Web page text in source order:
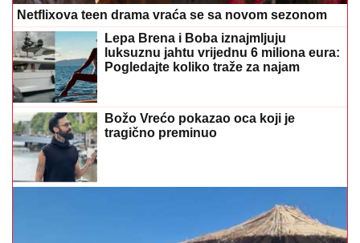
Netflixova teen drama vraća se sa novom sezonom
Lepa Brena i Boba iznajmljuju
luksuznu jahtu vrijednu 6 miliona eura:
Pogledajte koliko traže za najam
Božo Vrećo pokazao oca koji je
tragično preminuo